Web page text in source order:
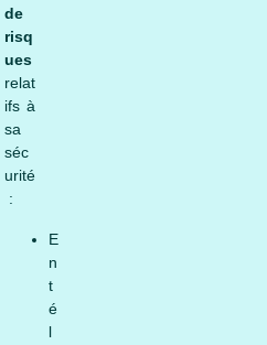
de
risq
ues
relat
ifs à
sa
séc
urité
:
E
n
t
é
l